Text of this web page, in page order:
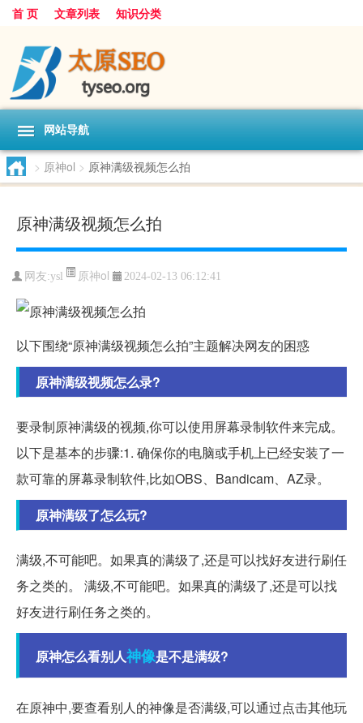
首 页 文章列表 知识分类
网站导航
> 原神ol > 原神满级视频怎么拍
原神满级视频怎么拍
网友:ysl 原神ol 2024-02-13 06:12:41
以下围绕“原神满级视频怎么拍”主题解决网友的困惑
原神满级视频怎么录?
要录制原神满级的视频,你可以使用屏幕录制软件来完成。
以下是基本的步骤:1. 确保你的电脑或手机上已经安装了一
款可靠的屏幕录制软件,比如OBS、Bandicam、AZ录。
原神满级了怎么玩?
满级,不可能吧。如果真的满级了,还是可以找好友进行刷任
务之类的。 满级,不可能吧。如果真的满级了,还是可以找
好友进行刷任务之类的。
原神怎么看别人神像是不是满级?
在原神中,要查看别人的神像是否满级,可以通过点击其他玩